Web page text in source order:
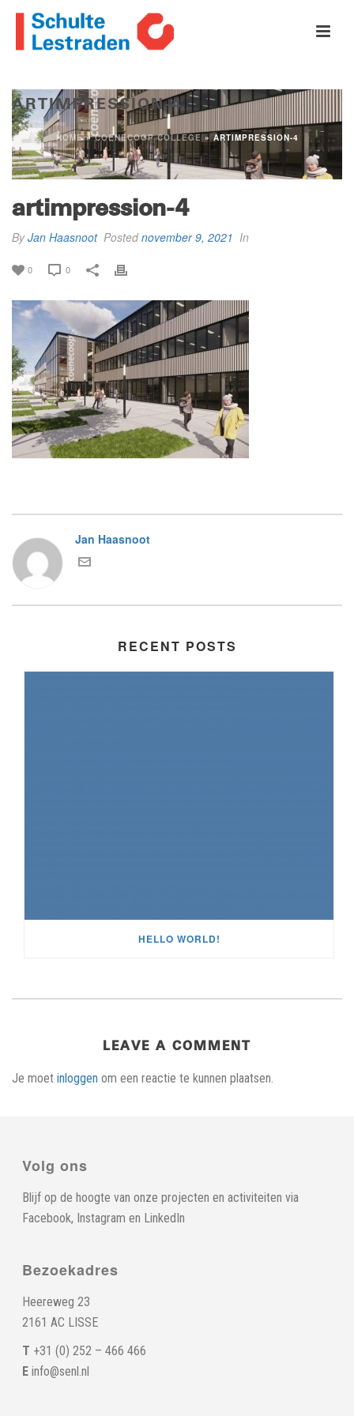
ARTIMPRESSION-4
HOME»COENECOOP COLLEGE»ARTIMPRESSION-4
artimpression-4
ByJan Haasnoot Postednovember 9, 2021 In
0 0
Jan Haasnoot
RECENT POSTS
HELLO WORLD!
LEAVE A COMMENT
Je moet inloggen om een reactie te kunnen plaatsen.
Volg ons
Blijf op de hoogte van onze projecten en activiteiten via
Facebook, Instagram en LinkedIn
Bezoekadres
Heereweg 23
2161 AC LISSE
T +31 (0) 252 – 466 466
E info@senl.nl